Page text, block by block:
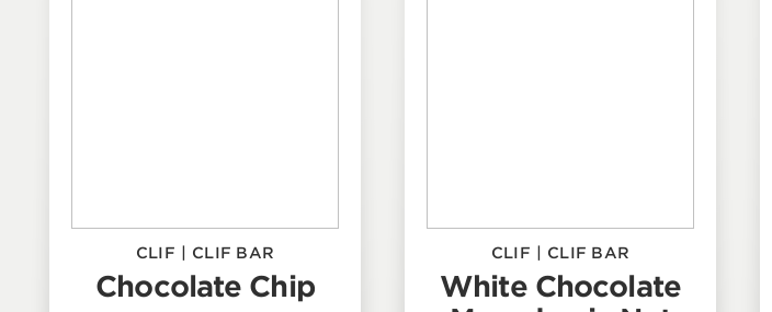
CLIF | CLIF BAR
Chocolate Chip
CLIF | CLIF BAR
White Chocolate